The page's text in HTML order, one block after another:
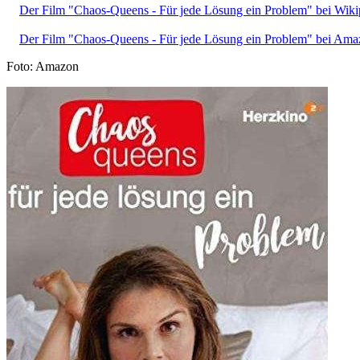
Der Film "Chaos-Queens - Für jede Lösung ein Problem" bei
Der Film "Chaos-Queens - Für jede Lösung ein Problem" bei
Foto: Amazon